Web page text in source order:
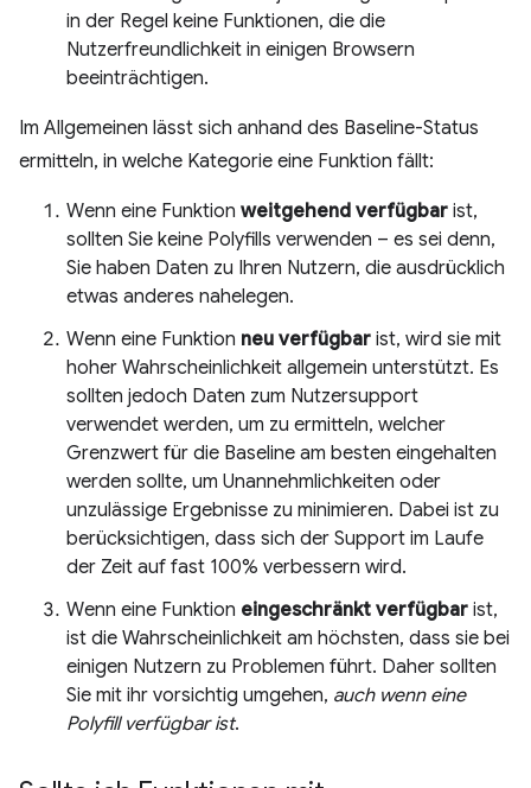
in der Regel keine Funktionen, die die
Nutzerfreundlichkeit in einigen Browsern
beeinträchtigen.
Im Allgemeinen lässt sich anhand des Baseline-Status
ermitteln, in welche Kategorie eine Funktion fällt:
Wenn eine Funktion weitgehend verfügbar ist,
sollten Sie keine Polyfills verwenden – es sei denn,
Sie haben Daten zu Ihren Nutzern, die ausdrücklich
etwas anderes nahelegen.
Wenn eine Funktion neu verfügbar ist, wird sie mit
hoher Wahrscheinlichkeit allgemein unterstützt. Es
sollten jedoch Daten zum Nutzersupport
verwendet werden, um zu ermitteln, welcher
Grenzwert für die Baseline am besten eingehalten
werden sollte, um Unannehmlichkeiten oder
unzulässige Ergebnisse zu minimieren. Dabei ist zu
berücksichtigen, dass sich der Support im Laufe
der Zeit auf fast 100% verbessern wird.
Wenn eine Funktion eingeschränkt verfügbar ist,
ist die Wahrscheinlichkeit am höchsten, dass sie bei
einigen Nutzern zu Problemen führt. Daher sollten
Sie mit ihr vorsichtig umgehen, auch wenn eine
Polyfill verfügbar ist.